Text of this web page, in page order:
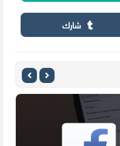
شارك